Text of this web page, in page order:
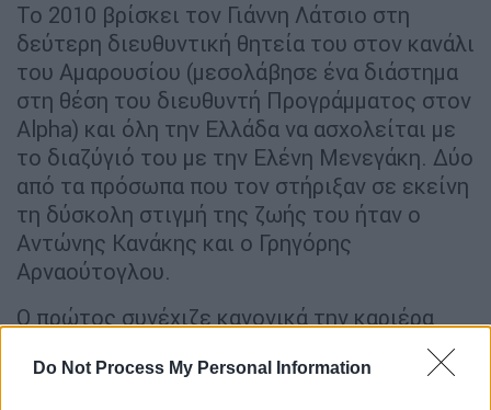
Do Not Process My Personal Information
Το 2010 βρίσκει τον Γιάννη Λάτσιο στη
δεύτερη διευθυντική θητεία του στον κανάλι
του Αμαρουσίου (μεσολάβησε ένα διάστημα
στη θέση του διευθυντή Προγράμματος στον
Alpha) και όλη την Ελλάδα να ασχολείται με
το διαζύγιό του με την Ελένη Μενεγάκη. Δύο
από τα πρόσωπα που τον στήριξαν σε εκείνη
τη δύσκολη στιγμή της ζωής του ήταν ο
Αντώνης Κανάκης και ο Γρηγόρης
Αρναούτογλου.
Ο πρώτος συνέχιζε κανονικά την καριέρα
ακόμη στο δυναμικό του Mega. Μετά τον